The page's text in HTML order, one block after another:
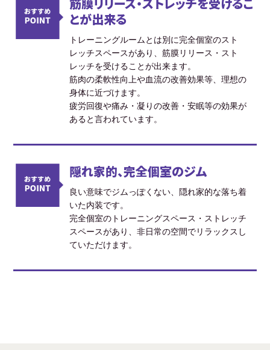
とが出来る
トレーニングルームとは別に完全個室のスト
レッチスペースがあり、筋膜リリース・スト
レッチを受けることが出来ます。
筋肉の柔軟性向上や血流の改善効果等、理想の
身体に近づけます。
疲労回復や痛み・凝りの改善・安眠等の効果が
あると言われています。
隠れ家的、完全個室のジム
良い意味でジムっぽくない、隠れ家的な落ち着
いた内装です。
完全個室のトレーニングスペース・ストレッチ
スペースがあり、非日常の空間でリラックスし
ていただけます。